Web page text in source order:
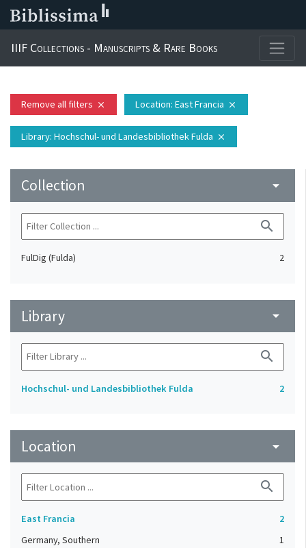
IIIF Collections - Manuscripts & Rare Books
Remove all filters close Location: East Francia close
Library: Hochschul- und Landesbibliothek Fulda close
Collection arrow_drop_down
search
FulDig (Fulda) 2
Library arrow_drop_down
search
Hochschul- und Landesbibliothek Fulda 2
Location arrow_drop_down
search
East Francia
2
Germany, Southern
1